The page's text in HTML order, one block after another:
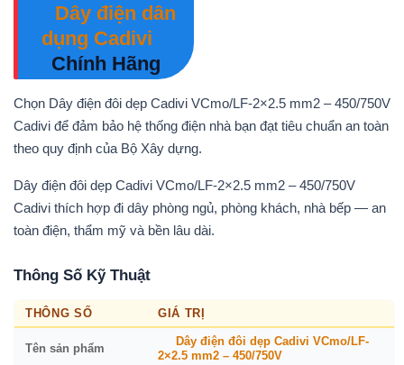
Dây điện dân
dụng Cadivi
Chính Hãng
Chọn Dây điện đôi dẹp Cadivi VCmo/LF-2×2.5 mm2 – 450/750V
Cadivi để đảm bảo hệ thống điện nhà bạn đạt tiêu chuẩn an toàn
theo quy định của Bộ Xây dựng.
Dây điện đôi dẹp Cadivi VCmo/LF-2×2.5 mm2 – 450/750V
Cadivi thích hợp đi dây phòng ngủ, phòng khách, nhà bếp — an
toàn điện, thẩm mỹ và bền lâu dài.
Thông Số Kỹ Thuật
THÔNG SỐ GIÁ TRỊ
Tên sản phẩm
Dây điện đôi dẹp Cadivi VCmo/LF-
2×2.5 mm2 – 450/750V